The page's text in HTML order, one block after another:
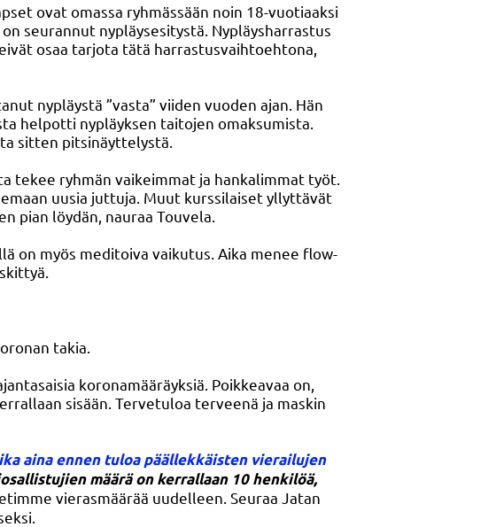
ovat omassa ryhmässään noin 18-vuotiaaksi
seurannut nypläysesitystä. Nypläysharrastus
osaa tarjota tätä harrastusvaihtoehtona,
nypläystä ”vasta” viiden vuoden ajan. Hän
helpotti nypläyksen taitojen omaksumista.
sitten pitsinäyttelystä.
tekee ryhmän vaikeimmat ja hankalimmat työt.
uusia juttuja. Muut kurssilaiset yllyttävät
pian löydän, nauraa Touvela.
on myös meditoiva vaikutus. Aika menee flow-
takia.
koronamääräyksiä. Poikkeavaa on,
sisään. Tervetuloa terveenä ja maskin
aina ennen tuloa päällekkäisten vierailujen
määrä on kerrallaan 10 henkilöä,
vierasmäärää uudelleen. Seuraa Jatan